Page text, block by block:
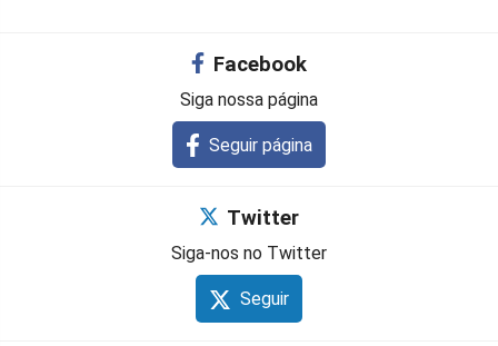
Facebook
Siga nossa página
Seguir página
Twitter
Siga-nos no Twitter
Seguir